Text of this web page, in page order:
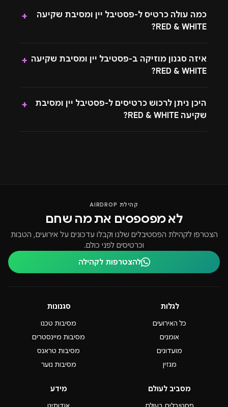
כמה עולה כרטיס ל-פסטיבל יין ומסיבת שקיעה
RED & WHITE?
+
איזה סגנון מוזיקה ב-פסטיבל יין ומסיבת שקיעה
RED & WHITE?
+
היכן ניתן לרכוש כרטיסים ל-פסטיבל יין ומסיבת
שקיעה RED & WHITE?
+
קהילת AIRDROP
לא מפספסים את מה שחם
הצטרפו לקהילת הפסטיבלים שלנו וקבלו עדכונים על אירועים, הטבות
וכרטיסים לפני כולם.
להצטרפות לקהילה
לגלות
כל האירועים
אומנים
מועדונים
מגזין
סגנונות
מסיבות טכנו
מסיבות מיינסטרים
מסיבות טראנס
מסיבות נוער
מסביב לעולם מידע